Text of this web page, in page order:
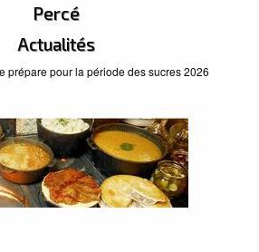
Percé
Actualités
prépare pour la période des sucres 2026